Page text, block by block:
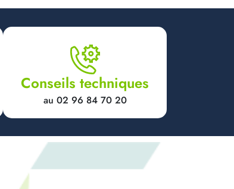
Conseils techniques
au 02 96 84 70 20